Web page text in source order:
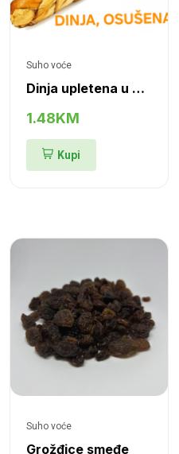
Suho voće
Dinja upletena u pletenicu
1.48KM
Kupi
Suho voće
Grožđice smeđe